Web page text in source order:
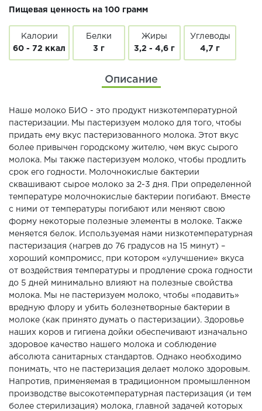
Пищевая ценность на 100 грамм
Калории
60 - 72 ккал
Белки
3 г
Жиры
3,2 - 4,6 г
Углеводы
4,7 г
Описание
Наше молоко БИО - это продукт низкотемпературной
пастеризации. Мы пастеризуем молоко для того, чтобы
придать ему вкус пастеризованного молока. Этот вкус
более привычен городскому жителю, чем вкус сырого
молока. Мы также пастеризуем молоко, чтобы продлить
срок его годности. Молочнокислые бактерии
сквашивают сырое молоко за 2-3 дня. При определенной
температуре молочнокислые бактерии погибают. Вместе
с ними от температуры погибают или меняют свою
форму некоторые полезные элементы в молоке. Также
меняется белок. Используемая нами низкотемпературная
пастеризация (нагрев до 76 градусов на 15 минут) –
хороший компромисс, при котором «улучшение» вкуса
от воздействия температуры и продление срока годности
до 5 дней минимально влияют на полезные свойства
молока. Мы не пастеризуем молоко, чтобы «подавить»
вредную флору и убить болезнетворные бактерии в
молоке (как принято думать о пастеризации). Здоровье
наших коров и гигиена дойки обеспечивают изначально
здоровое качество нашего молока и соблюдение
абсолюта санитарных стандартов. Однако необходимо
понимать, что не пастеризация делает молоко здоровым.
Напротив, применяемая в традиционном промышленном
производстве высокотемпературная пастеризация (и тем
более стерилизация) молока, главной задачей которых